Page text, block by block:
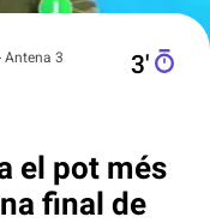
Antena 3 3′
el pot més
final de